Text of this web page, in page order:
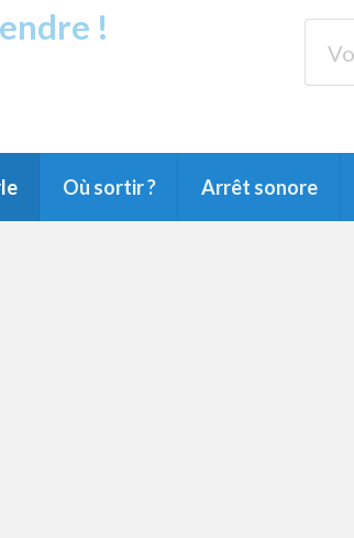
!
Où sortir ? Arrêt sonore